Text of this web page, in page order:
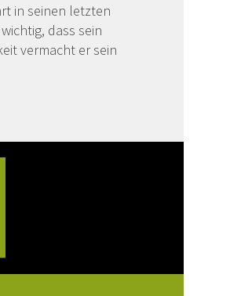
in seinen letzten
dass sein
vermacht er sein